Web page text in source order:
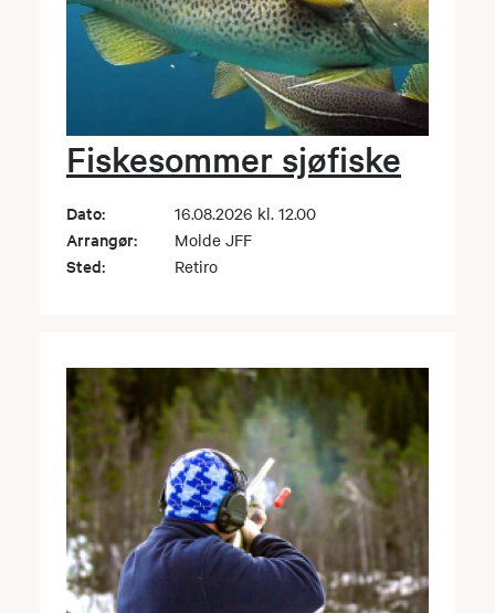
Fiskesommer sjøfiske
Dato: 16.08.2026 kl. 12.00
Arrangør: Molde JFF
Sted: Retiro